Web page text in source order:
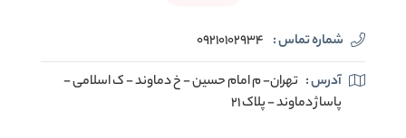
شماره تماس : 09210102934
آدرس : تهران- م امام حسین - خ دماوند - ک اسلامی -
پاساژ دماوند - پلاک 21